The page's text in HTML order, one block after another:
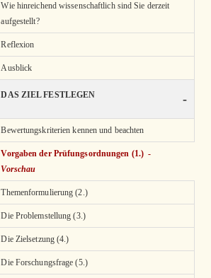
Wie hinreichend wissenschaftlich sind Sie derzeit
aufgestellt?
Reflexion
Ausblick
DAS ZIEL FESTLEGEN -
Bewertungskriterien kennen und beachten
Vorgaben der Prüfungsordnungen (1.) -
Vorschau
Themenformulierung (2.)
Die Problemstellung (3.)
Die Zielsetzung (4.)
Die Forschungsfrage (5.)